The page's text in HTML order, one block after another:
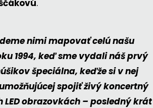
.
nimi mapovať celú našu
1994, keď sme vydali náš prvý
špeciálna, keďže si v nej
spojiť živý koncertný
obrazovkách – posledný krát